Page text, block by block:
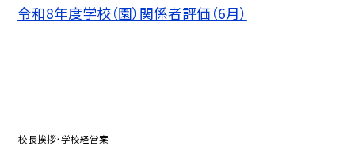
令和8年度学校（園）関係者評価（6月）
校長挨拶・学校経営案